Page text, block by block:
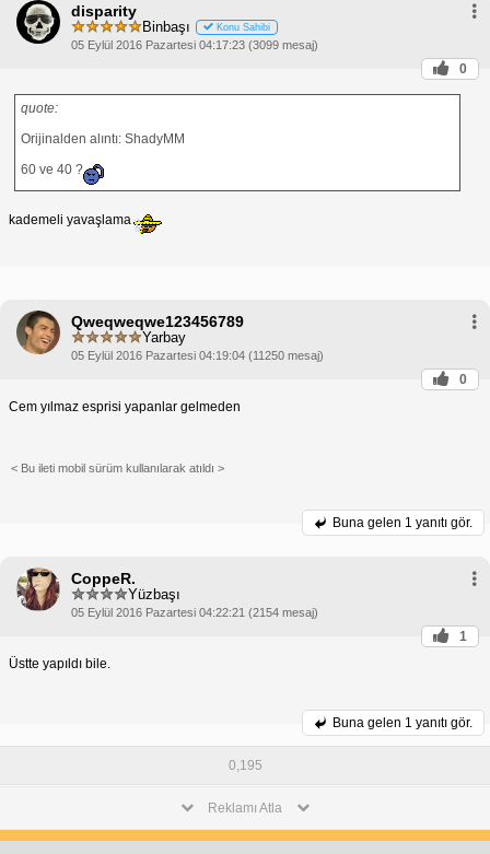
disparity
Binbaşı Konu Sahibi
05 Eylül 2016 Pazartesi 04:17:23 (3099 mesaj)
0
quote:
Orijinalden alıntı: ShadyMM
60 ve 40 ?
kademeli yavaşlama
Qweqweqwe123456789
Yarbay
05 Eylül 2016 Pazartesi 04:19:04 (11250 mesaj)
0
Cem yılmaz esprisi yapanlar gelmeden
< Bu ileti mobil sürüm kullanılarak atıldı >
Buna gelen 1 yanıtı gör.
CoppeR.
Yüzbaşı
05 Eylül 2016 Pazartesi 04:22:21 (2154 mesaj)
1
Üstte yapıldı bile.
Buna gelen 1 yanıtı gör.
0,195
Reklamı Atla